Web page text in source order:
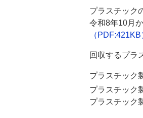
プラスチック
令和8年10月
（PDF:421KB
回収するプラ
プラスチック
プラスチック
プラスチック